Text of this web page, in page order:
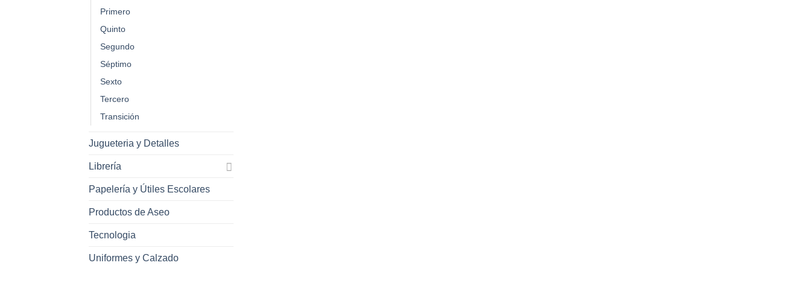
Primero
Quinto
Segundo
Séptimo
Sexto
Tercero
Transición
Jugueteria y Detalles
Librería
Papelería y Útiles Escolares
Productos de Aseo
Tecnologia
Uniformes y Calzado